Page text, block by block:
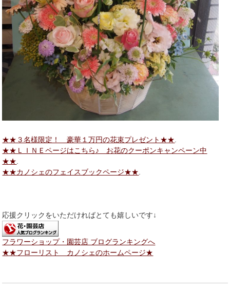
★★３名様限定！ 豪華１万円の花束プレゼント★★.
★★ＬＩＮＥページはこちら♪ お花のクーポンキャンペーン中
★★.
★★カノシェのフェイスブックページ★★.
応援クリックをいただければとても嬉しいです↓
フラワーショップ・園芸店 ブログランキングへ
★★フローリスト カノシェのホームページ★